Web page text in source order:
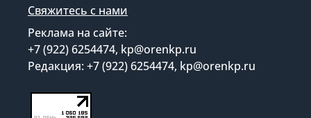
Свяжитесь с нами
Реклама на сайте:
+7 (922) 6254474, kp@orenkp.ru
Редакция: +7 (922) 6254474, kp@orenkp.ru